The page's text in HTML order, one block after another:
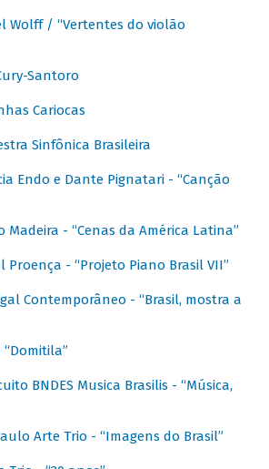
Wolff / “Vertentes do violão
Santoro
Cariocas
Sinfônica Brasileira
Endo e Dante Pignatari - “Canção
Madeira - “Cenas da América Latina”
Proença - “Projeto Piano Brasil VII”
Contemporâneo - “Brasil, mostra a
“Domitila”
BNDES Musica Brasilis - “Música,
Arte Trio - “Imagens do Brasil”